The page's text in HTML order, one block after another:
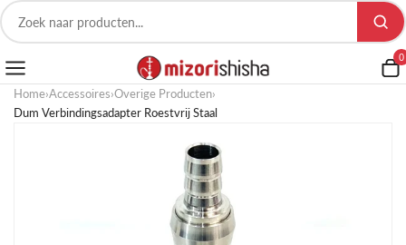
0
Home›Accessoires›Overige Producten›
Dum Verbindingsadapter Roestvrij Staal